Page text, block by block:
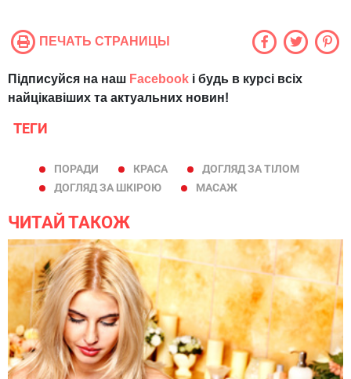
ПЕЧАТЬ СТРАНИЦЫ
Підписуйся на наш Facebook і будь в курсі всіх
найцікавіших та актуальних новин!
ТЕГИ
ПОРАДИ КРАСА
ДОГЛЯД ЗА ТІЛОМ
ДОГЛЯД ЗА ШКІРОЮ
МАСАЖ
ЧИТАЙ ТАКОЖ